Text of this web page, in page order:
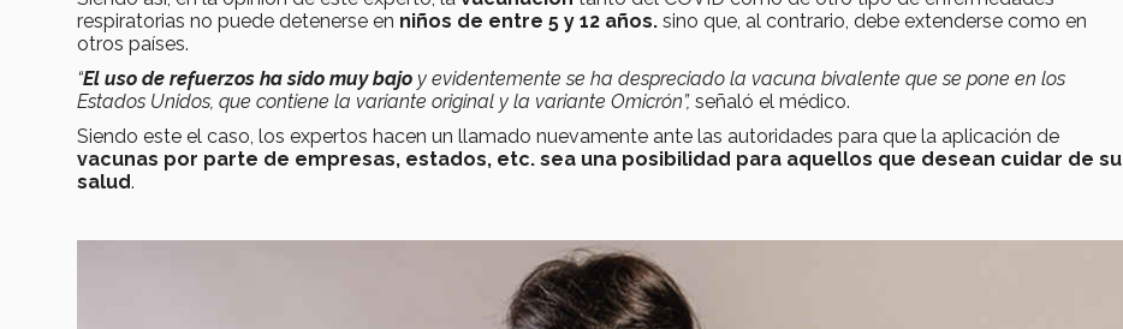
respiratorias no puede detenerse en niños de entre 5 y 12 años. sino que, al contrario, debe extenderse como en
otros países.
“El uso de refuerzos ha sido muy bajo y evidentemente se ha despreciado la vacuna bivalente que se pone en los
Estados Unidos, que contiene la variante original y la variante Omicrón”, señaló el médico.
Siendo este el caso, los expertos hacen un llamado nuevamente ante las autoridades para que la aplicación de
vacunas por parte de empresas, estados, etc. sea una posibilidad para aquellos que desean cuidar de su
salud.